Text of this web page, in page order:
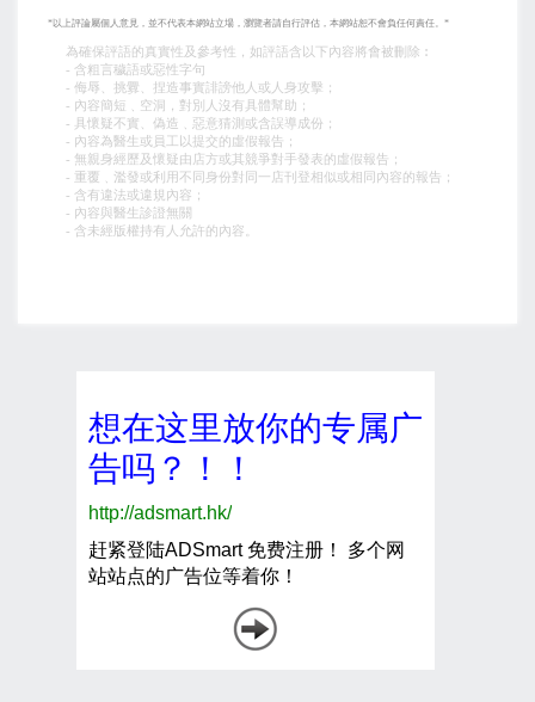
*以上評論屬個人意見，並不代表本網站立場，瀏覽者請自行評估，本網站恕不會負任何責任。*
為確保評語的真實性及參考性，如評語含以下內容將會被刪除︰
- 含粗言穢語或惡性字句
- 侮辱、挑釁、捏造事實誹謗他人或人身攻擊；
- 內容簡短﹑空洞，對別人沒有具體幫助；
- 具懷疑不實、偽造﹑惡意猜測或含誤導成份；
- 內容為醫生或員工以提交的虛假報告；
- 無親身經歷及懷疑由店方或其競爭對手發表的虛假報告；
- 重覆﹑濫發或利用不同身份對同一店刊登相似或相同內容的報告；
- 含有違法或違規內容；
- 內容與醫生診證無關
- 含未經版權持有人允許的內容。